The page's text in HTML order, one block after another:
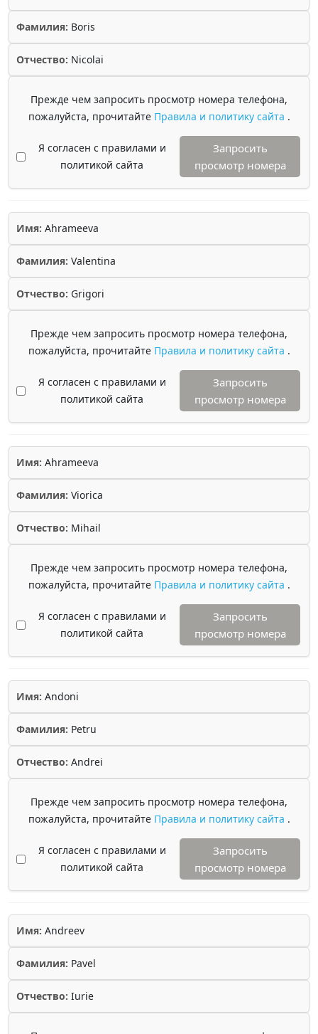
Фамилия: Boris
Отчество: Nicolai
Прежде чем запросить просмотр номера телефона,
пожалуйста, прочитайте Правила и политику сайта .
Я согласен с правилами и
политикой сайта
Запросить
просмотр номера
Имя: Ahrameeva
Фамилия: Valentina
Отчество: Grigori
Прежде чем запросить просмотр номера телефона,
пожалуйста, прочитайте Правила и политику сайта .
Я согласен с правилами и
политикой сайта
Запросить
просмотр номера
Имя: Ahrameeva
Фамилия: Viorica
Отчество: Mihail
Прежде чем запросить просмотр номера телефона,
пожалуйста, прочитайте Правила и политику сайта .
Я согласен с правилами и
политикой сайта
Запросить
просмотр номера
Имя: Andoni
Фамилия: Petru
Отчество: Andrei
Прежде чем запросить просмотр номера телефона,
пожалуйста, прочитайте Правила и политику сайта .
Я согласен с правилами и
политикой сайта
Запросить
просмотр номера
Имя: Andreev
Фамилия: Pavel
Отчество: Iurie